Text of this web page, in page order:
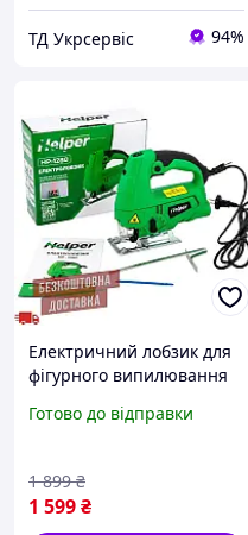
ТД Укрсервіс 94%
Електричний лобзик для
фігурного випилювання
електричний для різання
Готово до відправки
1 599₴
1 899 ₴